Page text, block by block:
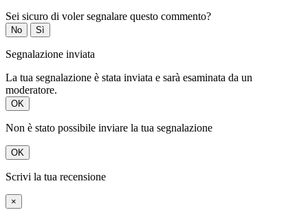
Sei sicuro di voler segnalare questo commento?
No Sì
Segnalazione inviata
La tua segnalazione è stata inviata e sarà esaminata da un
moderatore.
OK
Non è stato possibile inviare la tua segnalazione
OK
Scrivi la tua recensione
×